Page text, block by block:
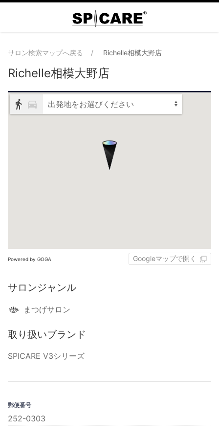
サロン検索マップへ戻る Richelle相模大野店
Richelle相模大野店
出発地をお選びください
Powered by GOGA Googleマップで開く
サロンジャンル
まつげサロン
取り扱いブランド
SPICARE V3シリーズ
郵便番号
252-0303